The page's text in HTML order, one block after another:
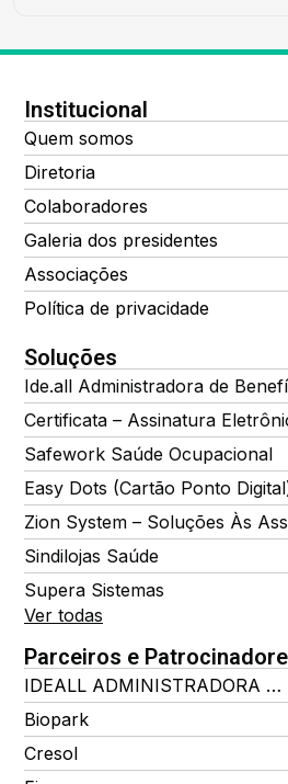
Institucional
Quem somos
Diretoria
Colaboradores
Galeria dos presidentes
Associações
Política de privacidade
Soluções
Ide.all Administradora de
Certificata – Assinatura
Safework Saúde Ocupacional
Easy Dots (Cartão Ponto
Zion System – Soluções Às
Sindilojas Saúde
Supera Sistemas
Ver todas
Parceiros e
IDEALL ADMINISTRADORA DE BENEFÍCIOS
Biopark
Cresol